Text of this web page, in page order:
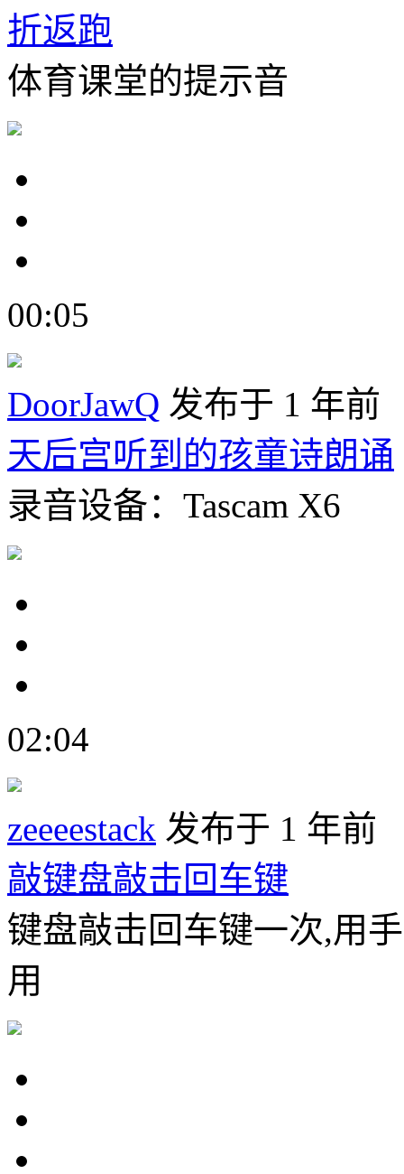
折返跑
体育课堂的提示音
00:05
DoorJawQ 发布于 1 年前
天后宫听到的孩童诗朗诵
录音设备：Tascam X6
02:04
zeeeestack 发布于 1 年前
敲键盘敲击回车键
键盘敲击回车键一次,用
用